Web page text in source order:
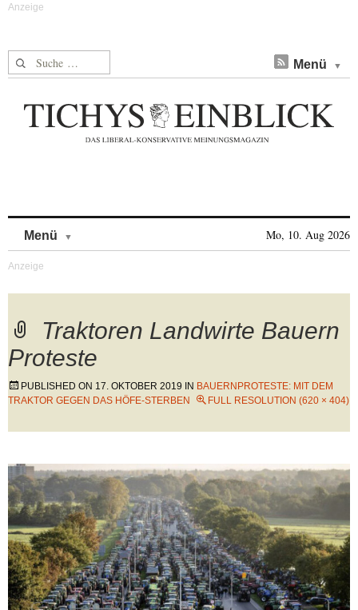
Suche nach: Menü
Menü Mo, 10. Aug 2026
Traktoren Landwirte Bauern
Proteste
PUBLISHED ON 17. OKTOBER 2019 IN BAUERNPROTESTE: MIT DEM
TRAKTOR GEGEN DAS HÖFE-STERBEN
FULL RESOLUTION (620 × 404)